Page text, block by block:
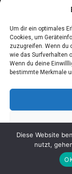
Um dir ein optimales
Cookies, um
zuzugreifen. Wenn du
wie das Surfverhalten
Wenn du deine
bestimmte Merkmale
IMPRES­SUM
Diese Website
nutzt,